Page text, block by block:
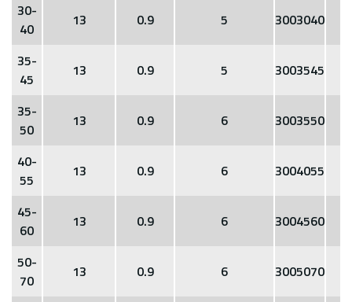
30-
40
13 0.9 5 3003040
35-
45
13 0.9 5 3003545
35-
50
13 0.9 6 3003550
40-
55
13 0.9 6 3004055
45-
60
13 0.9 6 3004560
50-
70
13 0.9 6 3005070